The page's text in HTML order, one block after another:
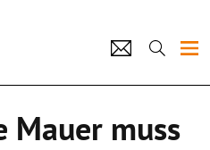
Mauer muss